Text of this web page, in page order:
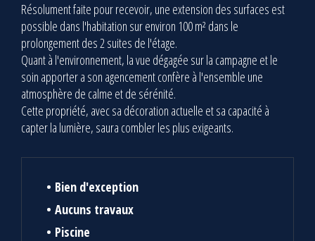
Résolument faite pour recevoir, une extension des surfaces est
possible dans l'habitation sur environ 100 m² dans le
prolongement des 2 suites de l'étage.
Quant à l'environnement, la vue dégagée sur la campagne et le
soin apporter a son agencement confère à l'ensemble une
atmosphère de calme et de sérénité.
Cette propriété, avec sa décoration actuelle et sa capacité à
capter la lumière, saura combler les plus exigeants.
Bien d'exception
Aucuns travaux
Piscine